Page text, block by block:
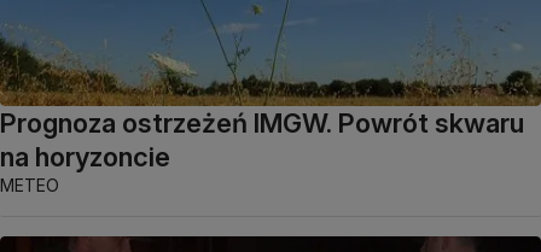
Prognoza ostrzeżeń IMGW. Powrót skwaru
na horyzoncie
METEO